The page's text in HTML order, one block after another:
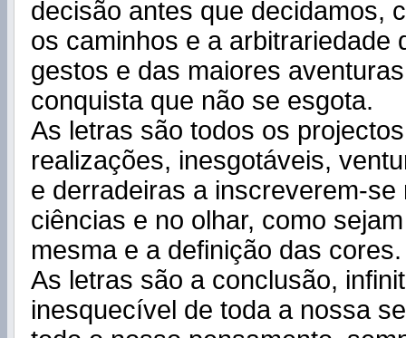
decisão antes que decidamos,
os caminhos e a arbitrariedade
gestos e das maiores
conquista que não se esgota.
As letras são todos os
realizações, inesgotáveis,
e derradeiras a inscreverem-se
ciências e no olhar, como
mesma e a definição das cores.
As letras são a conclusão,
inesquecível de toda a nossa